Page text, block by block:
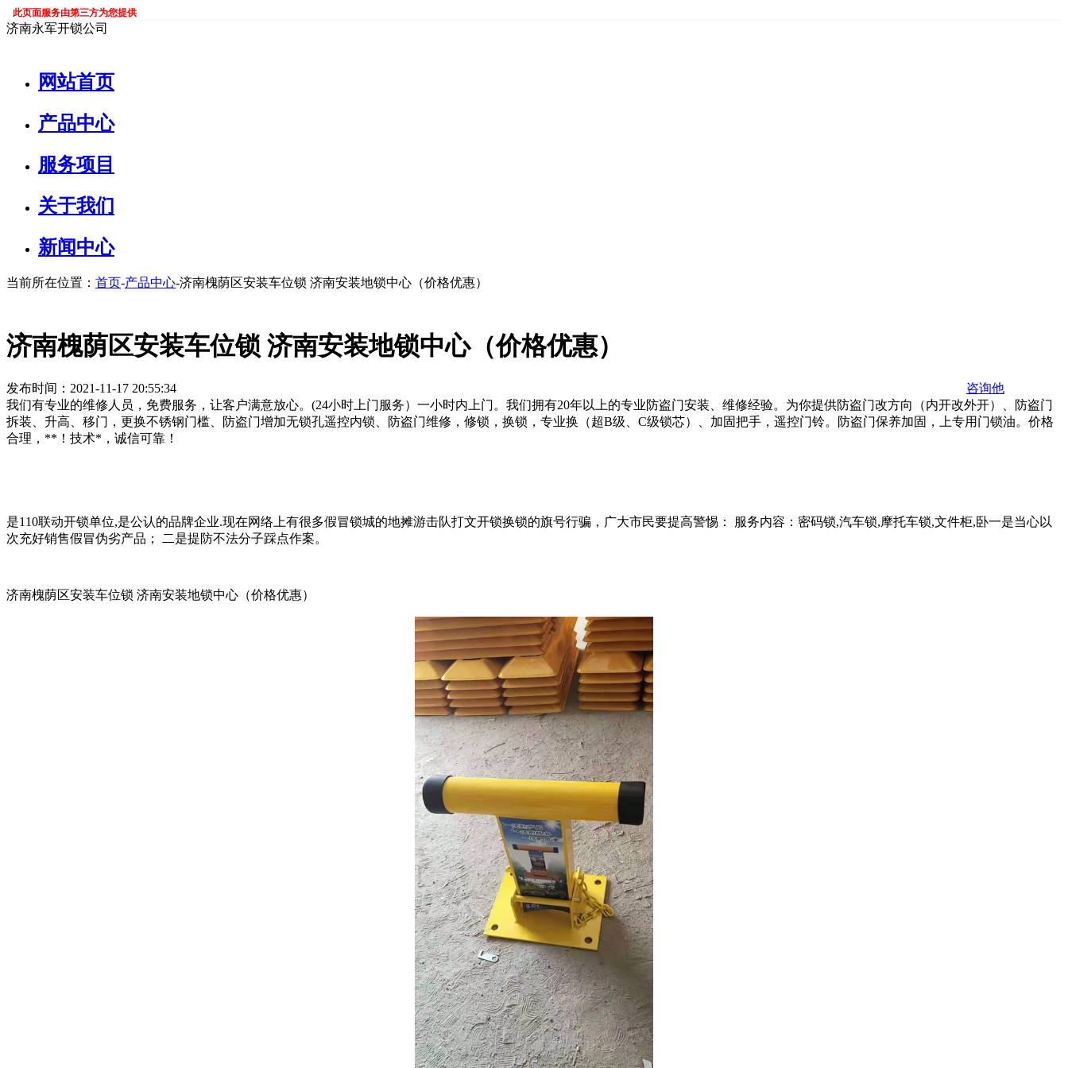
此页面服务由第三方为您提供
济南永军开锁公司
网站首页
产品中心
服务项目
关于我们
新闻中心
当前所在位置： 首页-产品中心-济南槐荫区安装车位锁 济南安装地锁中心（价格优惠）
济南槐荫区安装车位锁 济南安装地锁中心（价格优惠）
发布时间：2021-11-17 20:55:34
咨询他
我们有专业的维修人员，免费服务，让客户满意放心。(24小时上门服务）一小时内上门。我们拥有20年以上的专业防盗门安装、维修经验。为你提供防盗门改方向（内开改外开）、防盗门
拆装、升高、移门，更换不锈钢门槛、防盗门增加无锁孔遥控内锁、防盗门维修，修锁，换锁，专业换（超B级、C级锁芯）、加固把手，遥控门铃。防盗门保养加固，上专用门锁油。价格
合理，**！技术*，诚信可靠！
是110联动开锁单位,是公认的品牌企业.现在网络上有很多假冒锁城的地摊游击队打文开锁换锁的旗号行骗，广大市民要提高警惕： 服务内容：密码锁,汽车锁,摩托车锁,文件柜,卧一是当心以
次充好销售假冒伪劣产品； 二是提防不法分子踩点作案。
济南槐荫区安装车位锁 济南安装地锁中心（价格优惠）